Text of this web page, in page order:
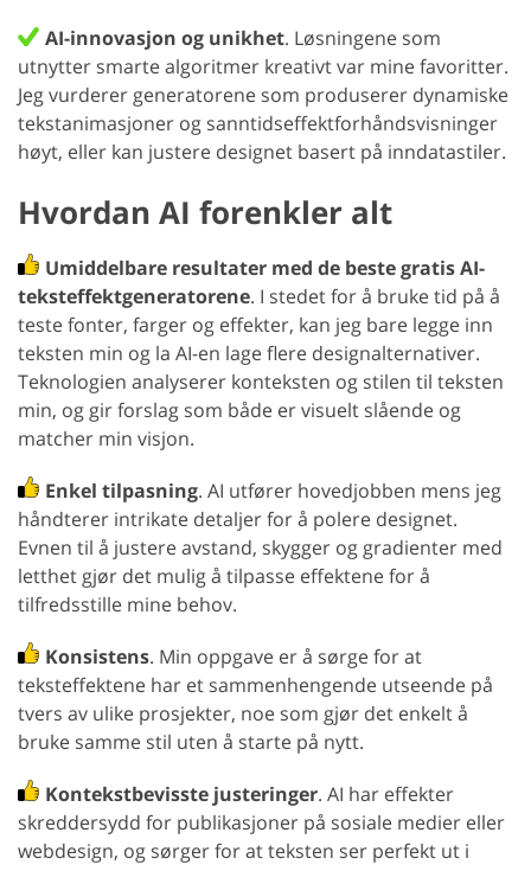
AI-innovasjon og unikhet. Løsningene som
utnytter smarte algoritmer kreativt var mine favoritter.
Jeg vurderer generatorene som produserer dynamiske
tekstanimasjoner og sanntidseffektforhåndsvisninger
høyt, eller kan justere designet basert på inndatastiler.
Hvordan AI forenkler alt
Umiddelbare resultater med de beste gratis AI-
teksteffektgeneratorene. I stedet for å bruke tid på å
teste fonter, farger og effekter, kan jeg bare legge inn
teksten min og la AI-en lage flere designalternativer.
Teknologien analyserer konteksten og stilen til teksten
min, og gir forslag som både er visuelt slående og
matcher min visjon.
Enkel tilpasning. AI utfører hovedjobben mens jeg
håndterer intrikate detaljer for å polere designet.
Evnen til å justere avstand, skygger og gradienter med
letthet gjør det mulig å tilpasse effektene for å
tilfredsstille mine behov.
Konsistens. Min oppgave er å sørge for at
teksteffektene har et sammenhengende utseende på
tvers av ulike prosjekter, noe som gjør det enkelt å
bruke samme stil uten å starte på nytt.
Kontekstbevisste justeringer. AI har effekter
skreddersydd for publikasjoner på sosiale medier eller
webdesign, og sørger for at teksten ser perfekt ut i